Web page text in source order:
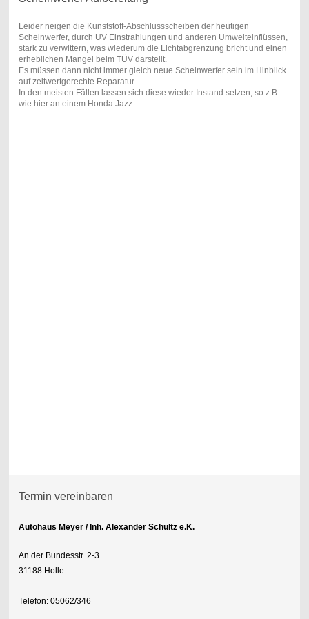
Leider neigen die Kunststoff-Abschlussscheiben der heutigen
Scheinwerfer, durch UV Einstrahlungen und anderen Umwelteinflüssen,
stark zu verwittern, was wiederum die Lichtabgrenzung bricht und einen
erheblichen Mangel beim TÜV darstellt.
Es müssen dann nicht immer gleich neue Scheinwerfer sein im Hinblick
auf zeitwertgerechte Reparatur.
In den meisten Fällen lassen sich diese wieder Instand setzen, so z.B.
wie hier an einem Honda Jazz.
Termin vereinbaren
Autohaus Meyer / Inh. Alexander Schultz e.K.
An der Bundesstr. 2-3
31188 Holle
Telefon: 05062/346